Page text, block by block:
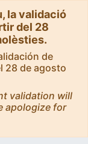
la validació
del 28
de
28 de agosto
validation will
apologize for